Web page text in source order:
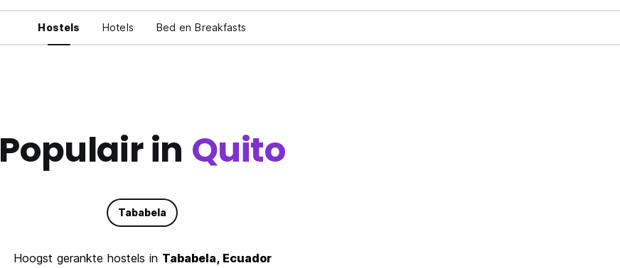
Hostels Hotels Bed en Breakfasts
Populair in Quito
Tababela
Hoogst gerankte hostels in Tababela, Ecuador